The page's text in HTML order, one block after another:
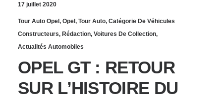
17 juillet 2020
Tour Auto Opel, Opel, Tour Auto, Catégorie De Véhicules
Constructeurs, Rédaction, Voitures De Collection,
Actualités Automobiles
OPEL GT : RETOUR
SUR L’HISTOIRE DU